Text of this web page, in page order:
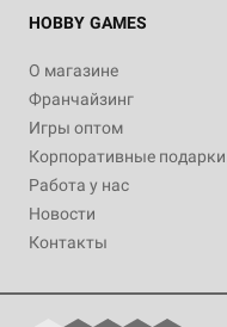
HOBBY GAMES
О магазине
Франчайзинг
Игры оптом
Корпоративные подарки
Работа у нас
Новости
Контакты